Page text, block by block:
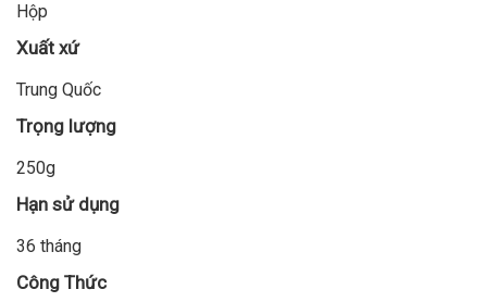
Hộp
Xuất xứ
Trung Quốc
Trọng lượng
250g
Hạn sử dụng
36 tháng
Công Thức